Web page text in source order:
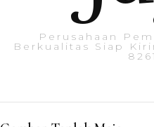
Perusahaan
Berkualitas Siap